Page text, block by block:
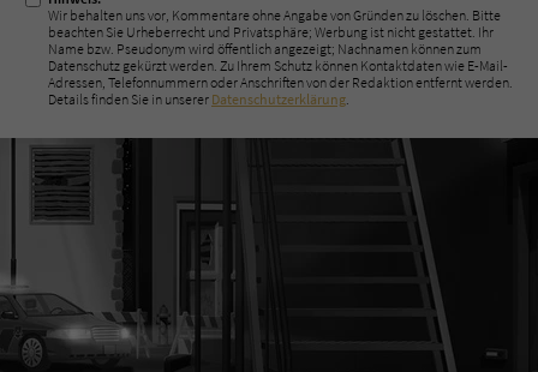
Wir behalten uns vor, Kommentare ohne Angabe von Gründen zu löschen. Bitte
beachten Sie Urheberrecht und Privatsphäre; Werbung ist nicht gestattet. Ihr
Name bzw. Pseudonym wird öffentlich angezeigt; Nachnamen können zum
Datenschutz gekürzt werden. Zu Ihrem Schutz können Kontaktdaten wie E-Mail-
Adressen, Telefonnummern oder Anschriften von der Redaktion entfernt werden.
Details finden Sie in unserer Datenschutzerklärung